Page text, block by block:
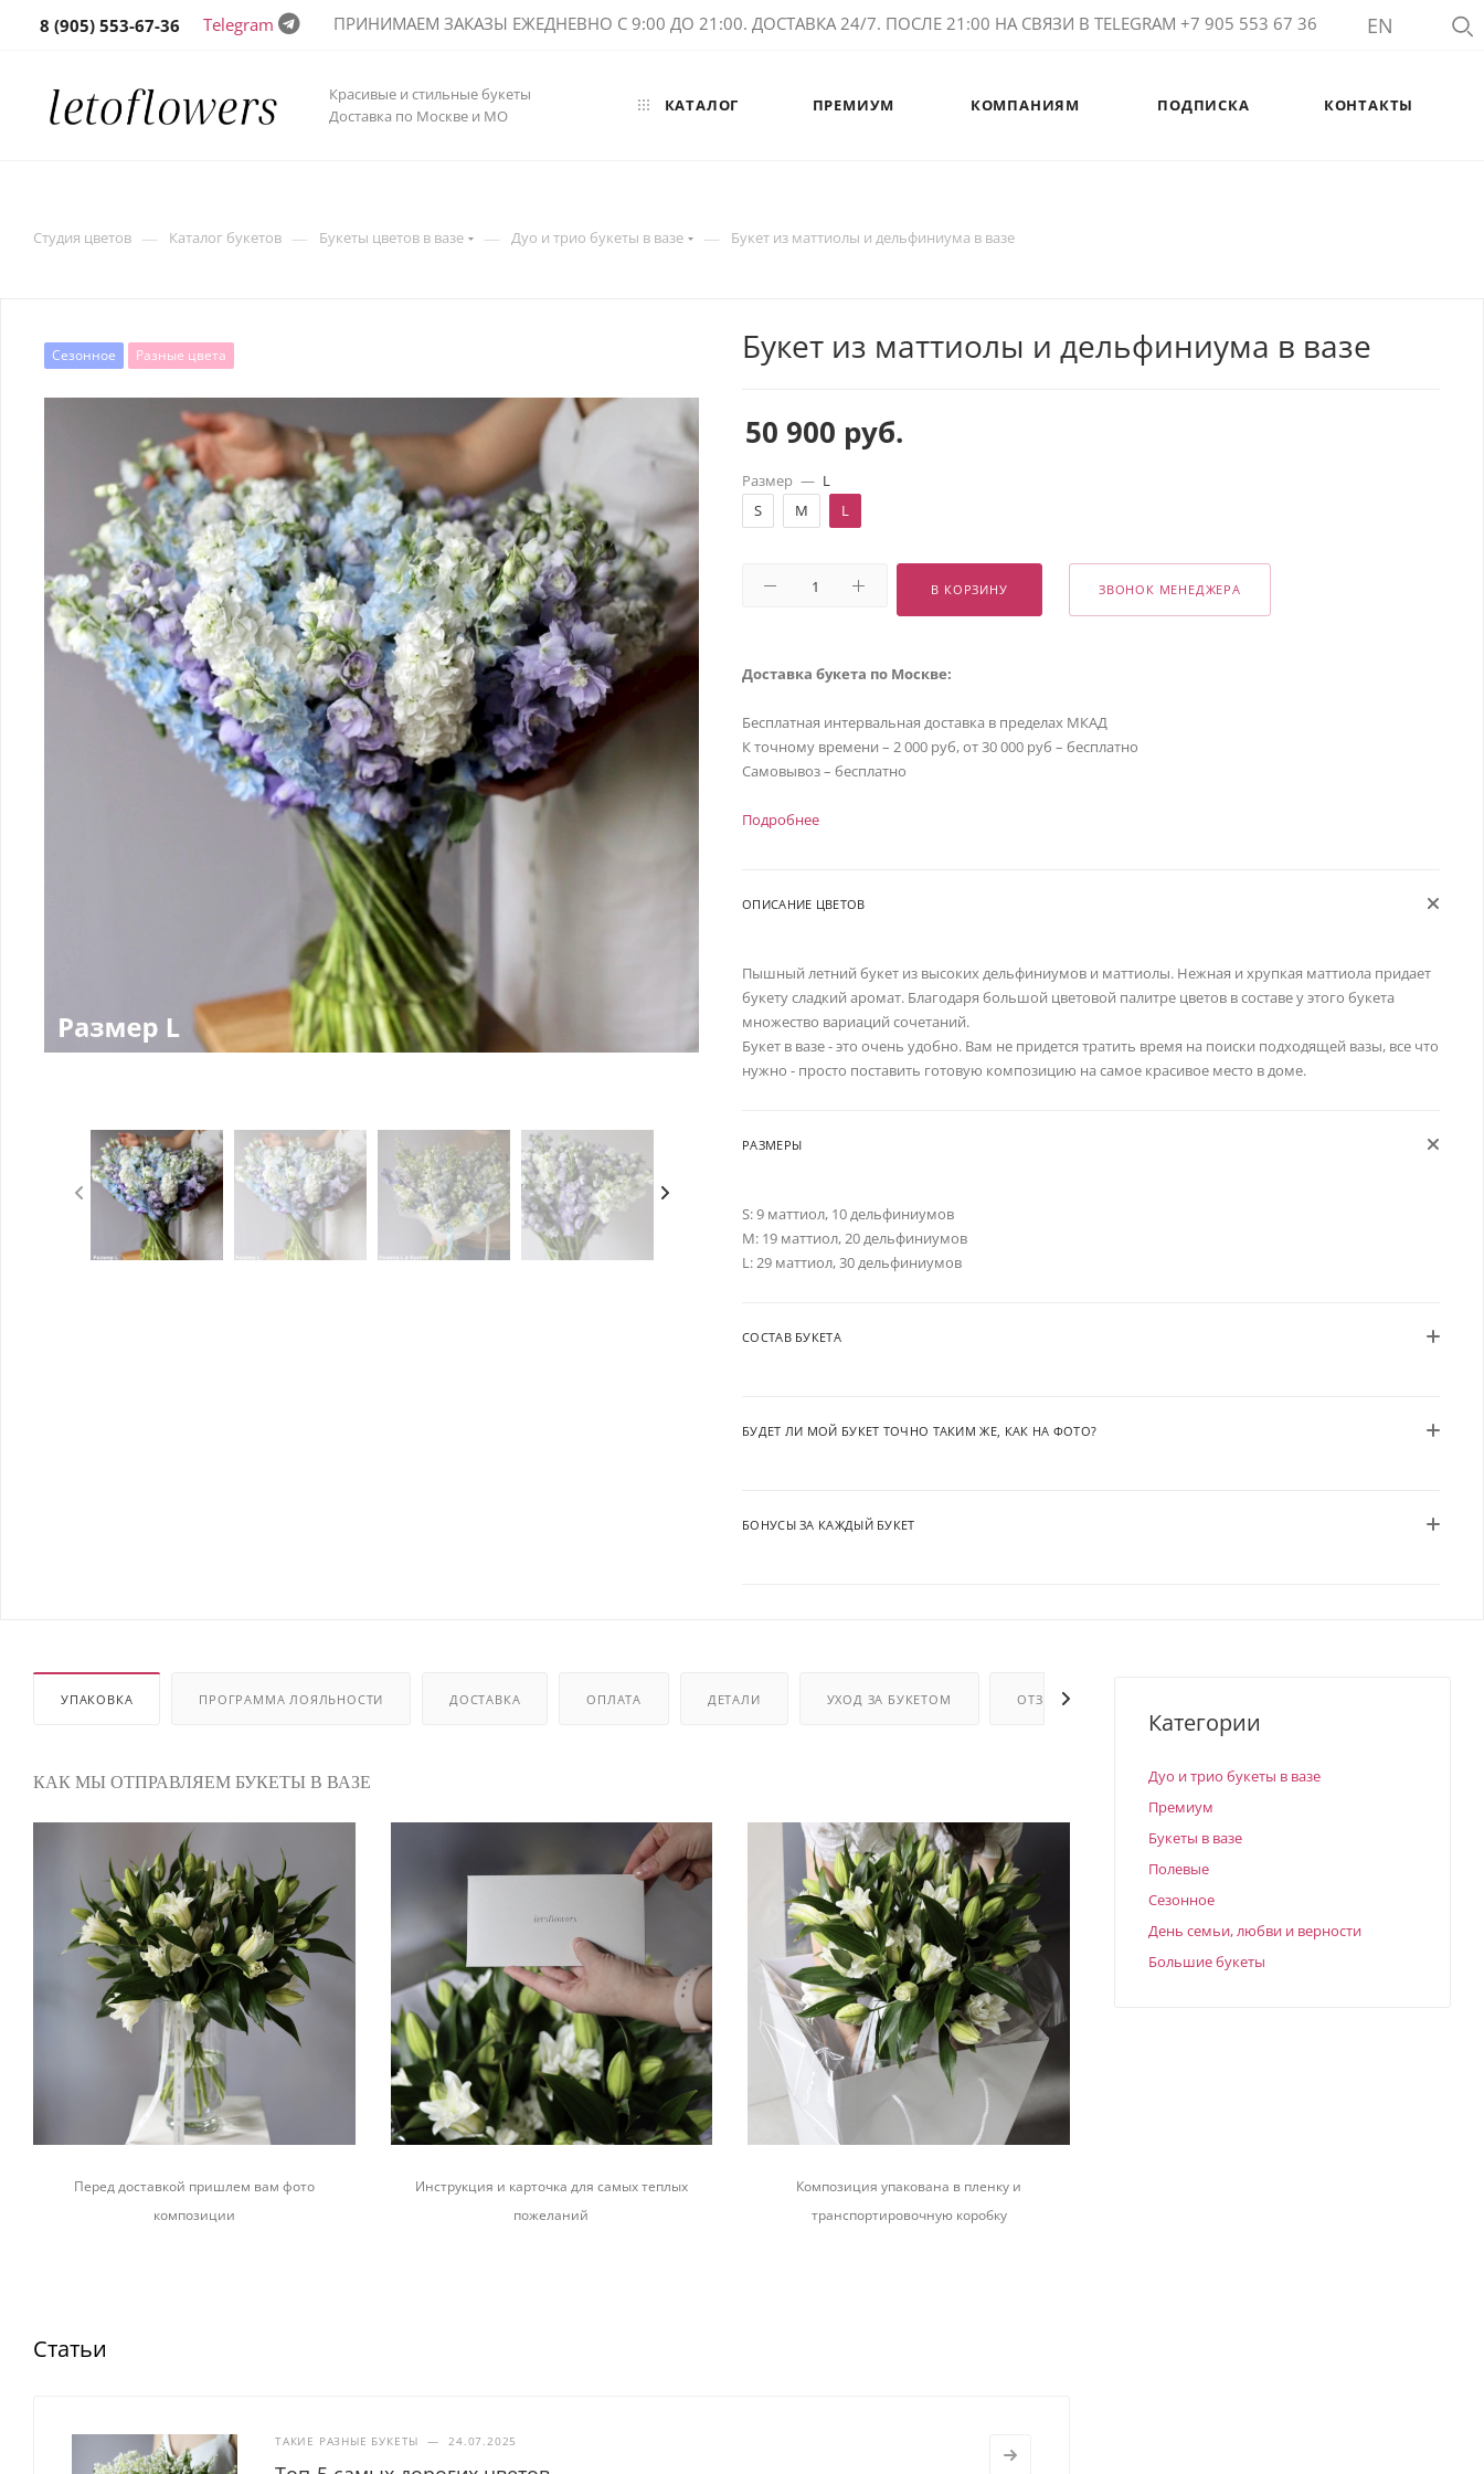
8 (905) 553-67-36 Telegram ПРИНИМАЕМ ЗАКАЗЫ ЕЖЕДНЕВНО С 9:00 ДО 21:00. ДОСТАВКА 24/7. ПОСЛЕ 21:00 НА СВЯЗИ В TELEGRAM +7 905 553 67 36 EN
Красивые и стильные букеты
Доставка по Москве и МО
КАТАЛОГ ПРЕМИУМ КОМПАНИЯМ ПОДПИСКА КОНТАКТЫ
Студия цветов — Каталог букетов — Букеты цветов в вазе — Дуо и трио букеты в вазе — Букет из маттиолы и дельфиниума в вазе
Сезонное Разные цвета Букет из маттиолы и дельфиниума в вазе
50 900 руб.
Размер — L
S
M L
В КОРЗИНУ ЗВОНОК МЕНЕДЖЕРА
Доставка букета по Москве:
Бесплатная интервальная доставка в пределах МКАД
К точному времени – 2 000 руб, от 30 000 руб – бесплатно
Самовывоз – бесплатно
Подробнее
ОПИСАНИЕ ЦВЕТОВ
Пышный летний букет из высоких дельфиниумов и маттиолы. Нежная и хрупкая маттиола придает
букету сладкий аромат. Благодаря большой цветовой палитре цветов в составе у этого букета
множество вариаций сочетаний.
Букет в вазе - это очень удобно. Вам не придется тратить время на поиски подходящей вазы, все что
нужно - просто поставить готовую композицию на самое красивое место в доме.
РАЗМЕРЫ
S: 9 маттиол, 10 дельфиниумов
M: 19 маттиол, 20 дельфиниумов
L: 29 маттиол, 30 дельфиниумов
СОСТАВ БУКЕТА
БУДЕТ ЛИ МОЙ БУКЕТ ТОЧНО ТАКИМ ЖЕ, КАК НА ФОТО?
БОНУСЫ ЗА КАЖДЫЙ БУКЕТ
УПАКОВКА ПРОГРАММА ЛОЯЛЬНОСТИ ДОСТАВКА ОПЛАТА ДЕТАЛИ УХОД ЗА БУКЕТОМ ОТЗЫВЫ
КАК МЫ ОТПРАВЛЯЕМ БУКЕТЫ В ВАЗЕ
Перед доставкой пришлем вам фото
композиции
Инструкция и карточка для самых теплых
пожеланий
Композиция упакована в пленку и
транспортировочную коробку
Статьи
ТАКИЕ РАЗНЫЕ БУКЕТЫ — 24.07.2025
Категории
Дуо и трио букеты в вазе
Премиум
Букеты в вазе
Полевые
Сезонное
День семьи, любви и верности
Большие букеты